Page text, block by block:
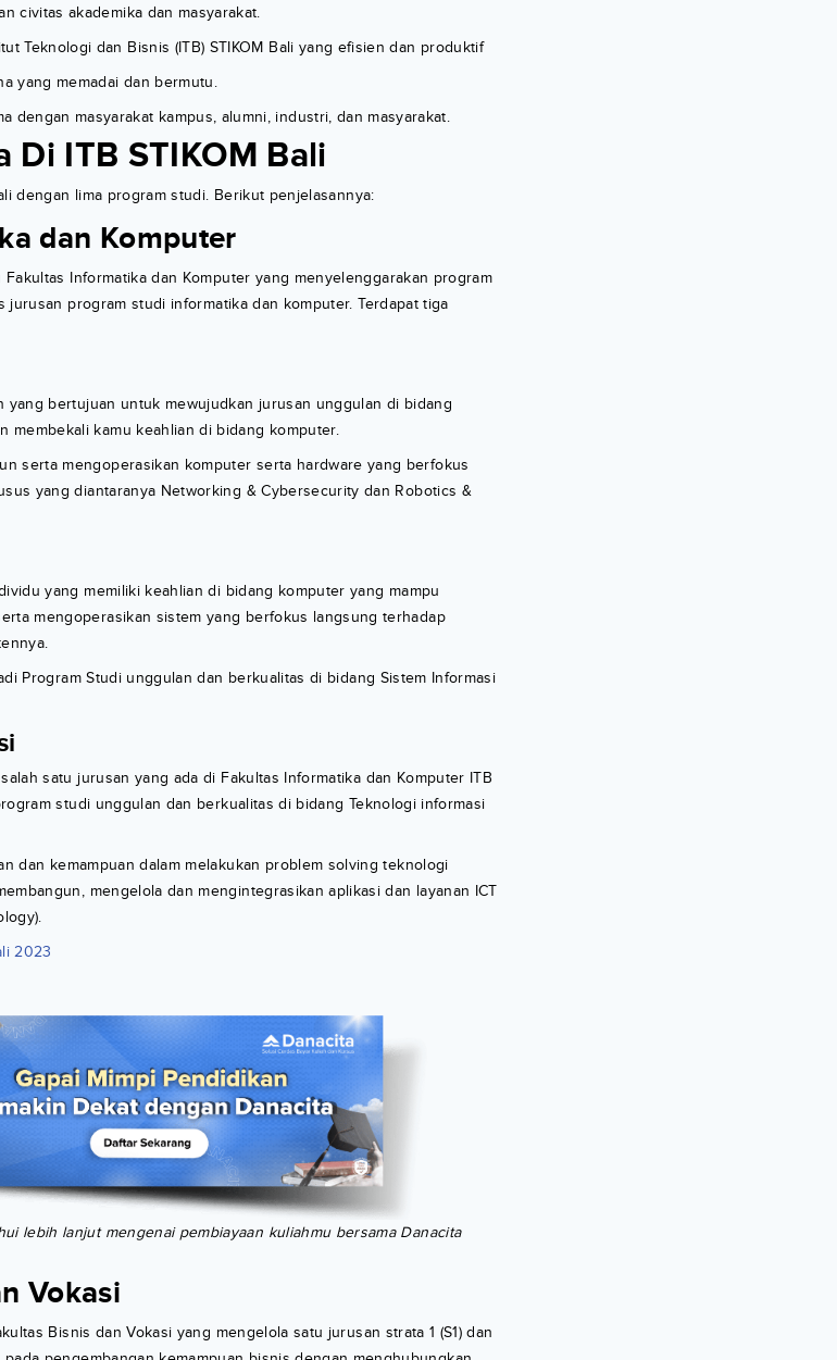
civitas akademika dan masyarakat.
Teknologi dan Bisnis (ITB) STIKOM Bali yang efisien dan produktif
yang memadai dan bermutu.
dengan masyarakat kampus, alumni, industri, dan masyarakat.
Di ITB STIKOM Bali
dengan lima program studi. Berikut penjelasannya:
dan Komputer
Fakultas Informatika dan Komputer yang menyelenggarakan program
program studi informatika dan komputer. Terdapat tiga
yang bertujuan untuk mewujudkan jurusan unggulan di bidang
membekali kamu keahlian di bidang komputer.
serta mengoperasikan komputer serta hardware yang berfokus
yang diantaranya Networking & Cybersecurity dan Robotics &
yang memiliki keahlian di bidang komputer yang mampu
mengoperasikan sistem yang berfokus langsung terhadap
Program Studi unggulan dan berkualitas di bidang Sistem Informasi
satu jurusan yang ada di Fakultas Informatika dan Komputer ITB
studi unggulan dan berkualitas di bidang Teknologi informasi
dan kemampuan dalam melakukan problem solving teknologi
mengelola dan mengintegrasikan aplikasi dan layanan ICT
2023
lebih lanjut mengenai pembiayaan kuliahmu bersama Danacita
Vokasi
Bisnis dan Vokasi yang mengelola satu jurusan strata 1 (S1) dan